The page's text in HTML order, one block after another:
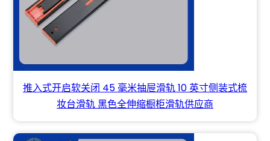
推入式开启软关闭 45 毫米抽屉滑轨 10 英寸侧装式梳
妆台滑轨 黑色全伸缩橱柜滑轨供应商